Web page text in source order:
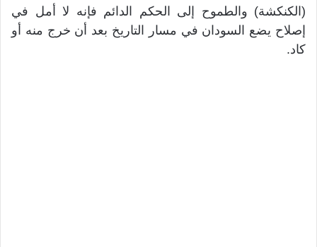
(الكنكشة) والطموح إلى الحكم الدائم فإنه لا أمل في
إصلاح يضع السودان في مسار التاريخ بعد أن خرج منه أو
كاد.